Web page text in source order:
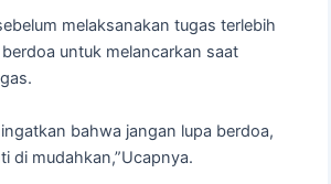
melaksanakan tugas terlebih
untuk melancarkan saat
ingatkan bahwa jangan lupa berdoa,
di mudahkan,”Ucapnya.